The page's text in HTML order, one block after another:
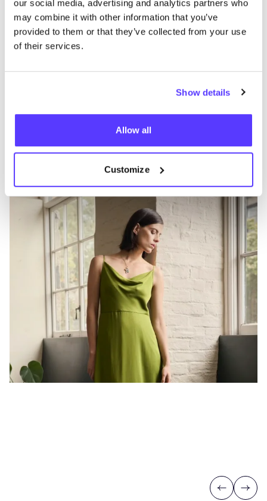
our social media, advertising and analytics partners who
may combine it with other information that you’ve
provided to them or that they’ve collected from your use
of their services.
Show details
Allow all
Customize
Seasalt Cornwall
Previous
Next